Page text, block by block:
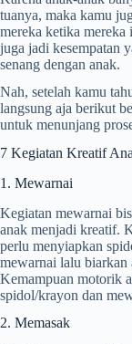
tuanya, maka kamu
mereka ketika
juga jadi kesempatan
senang dengan anak.
Nah, setelah kamu
langsung aja berikut
untuk menunjang
7 Kegiatan Kreatif
1. Mewarnai
Kegiatan mewarnai
anak menjadi kreatif.
perlu menyiapkan
mewarnai lalu biarkan
Kemampuan motorik
spidol/krayon dan
2. Memasak